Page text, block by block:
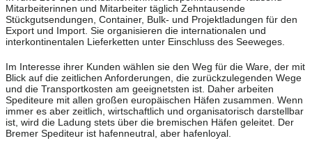
Mitarbeiterinnen und Mitarbeiter täglich Zehntausende
Stückgutsendungen, Container, Bulk- und Projektladungen für den
Export und Import. Sie organisieren die internationalen und
interkontinentalen Lieferketten unter Einschluss des Seeweges.
Im Interesse ihrer Kunden wählen sie den Weg für die Ware, der mit
Blick auf die zeitlichen Anforderungen, die zurückzulegenden Wege
und die Transportkosten am geeignetsten ist. Daher arbeiten
Spediteure mit allen großen europäischen Häfen zusammen. Wenn
immer es aber zeitlich, wirtschaftlich und organisatorisch darstellbar
ist, wird die Ladung stets über die bremischen Häfen geleitet. Der
Bremer Spediteur ist hafenneutral, aber hafenloyal.